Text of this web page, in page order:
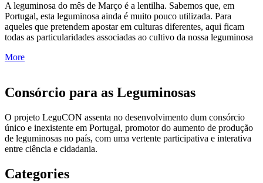
A leguminosa do mês de Março é a lentilha. Sabemos que, em
Portugal, esta leguminosa ainda é muito pouco utilizada. Para
aqueles que pretendem apostar em culturas diferentes, aqui ficam
todas as particularidades associadas ao cultivo da nossa leguminosa
More
Consórcio para as Leguminosas
O projeto LeguCON assenta no desenvolvimento dum consórcio
único e inexistente em Portugal, promotor do aumento de produção
de leguminosas no país, com uma vertente participativa e interativa
entre ciência e cidadania.
Categories